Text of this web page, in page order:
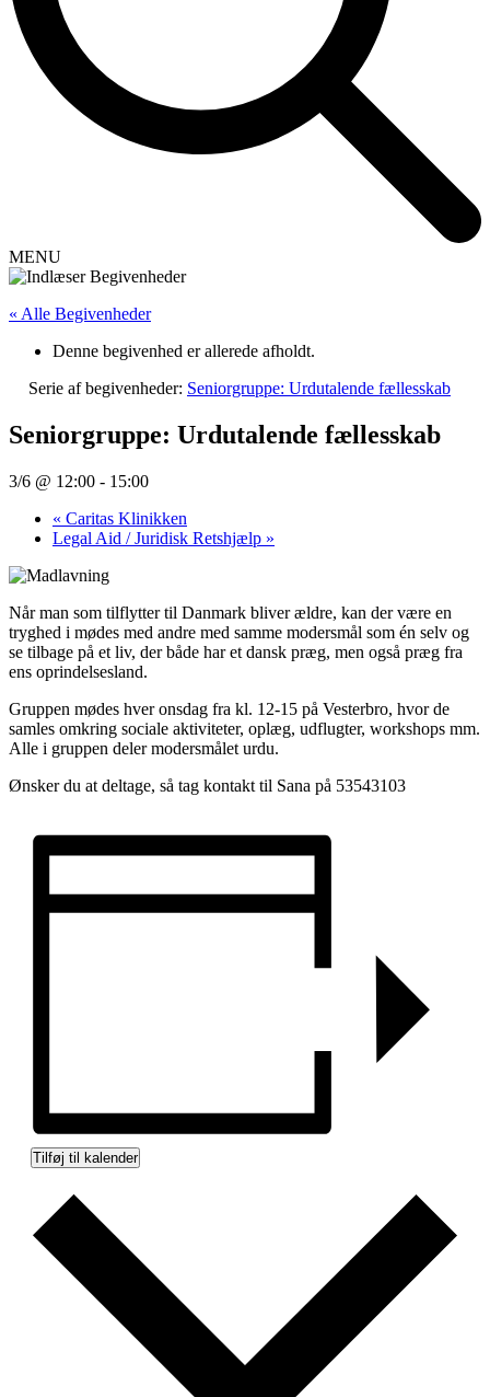
MENU
« Alle Begivenheder
Denne begivenhed er allerede afholdt.
Serie af begivenheder: Seniorgruppe: Urdutalende fællesskab
Seniorgruppe: Urdutalende fællesskab
3/6 @ 12:00 - 15:00
« Caritas Klinikken
Legal Aid / Juridisk Retshjælp »
Når man som tilflytter til Danmark bliver ældre, kan der være en
tryghed i mødes med andre med samme modersmål som én selv og
se tilbage på et liv, der både har et dansk præg, men også præg fra
ens oprindelsesland.
Gruppen mødes hver onsdag fra kl. 12-15 på Vesterbro, hvor de
samles omkring sociale aktiviteter, oplæg, udflugter, workshops mm.
Alle i gruppen deler modersmålet urdu.
Ønsker du at deltage, så tag kontakt til Sana på 53543103
Tilføj til kalender